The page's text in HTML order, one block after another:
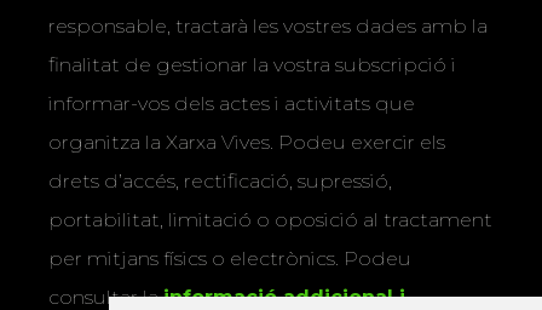
responsable, tractarà les vostres dades amb la
finalitat de gestionar la vostra subscripció i
informar-vos dels actes i activitats que
organitza la Xarxa Vives. Podeu exercir els
drets d’accés, rectificació, supressió,
portabilitat, limitació o oposició al tractament
per mitjans físics o electrònics. Podeu
consultar lainformació addicional i